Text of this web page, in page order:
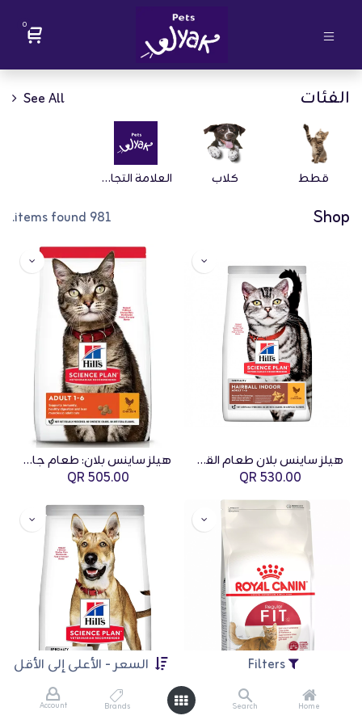
Filters السعر - الأعلى إلى الأقل
Home
Search
Brands
Account
0
الفئات See All
قطط كلاب العلامة التجارية
Shop
981 items found.
هيلز ساينس بلان طعام القطط البالغة للقطط المنزلية ضد كرات الشعر بالدجاج - 10 كجم
530.00
هيلز ساينس بلان: طعام جاف للقطط البالغة – بالدجاج (١٠ كجم)
505.00